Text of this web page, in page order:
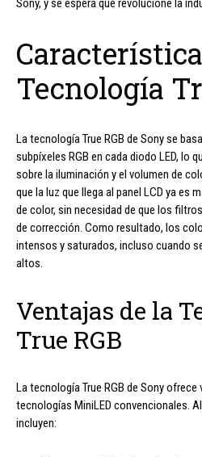
Sony, y se espera que revolucione la
Tecnología
La tecnología True RGB de Sony se
subpíxeles RGB en cada diodo LED, lo
sobre la iluminación y el volumen de
que la luz que llega al panel LCD ya es
de color, sin necesidad de que los
de corrección. Como resultado, los
intensos y saturados, incluso cuando
altos.
Ventajas de la
True RGB
La tecnología True RGB de Sony
tecnologías MiniLED convencionales.
incluyen: